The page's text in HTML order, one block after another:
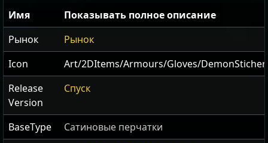
Имя
Показывать полное описание
Рынок
Рынок
Icon
Art/2DItems/Armours/Gloves/DemonSticher
Release
Version
Спуск
BaseType
Сатиновые перчатки